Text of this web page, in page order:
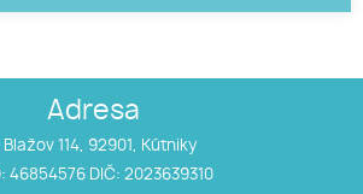
Adresa
Blažov 114, 92901, Kútniky
46854576 DIČ: 2023639310